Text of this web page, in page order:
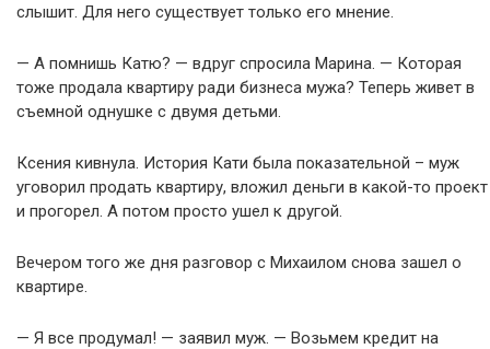
слышит. Для него существует только его мнение.
— А помнишь Катю? — вдруг спросила Марина. — Которая
тоже продала квартиру ради бизнеса мужа? Теперь живет в
съемной однушке с двумя детьми.
Ксения кивнула. История Кати была показательной – муж
уговорил продать квартиру, вложил деньги в какой-то проект
и прогорел. А потом просто ушел к другой.
Вечером того же дня разговор с Михаилом снова зашел о
квартире.
— Я все продумал! — заявил муж. — Возьмем кредит на